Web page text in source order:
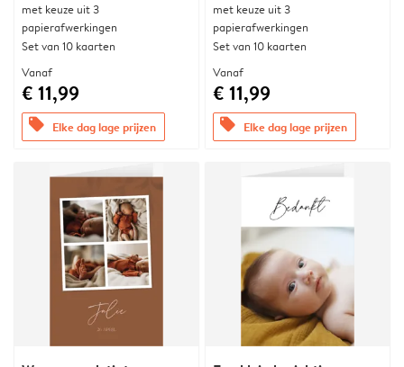
met keuze uit 3
papierafwerkingen
Set van 10 kaarten
Vanaf
€ 11,99
offers Elke dag lage prijzen
met keuze uit 3
papierafwerkingen
Set van 10 kaarten
Vanaf
€ 11,99
offers Elke dag lage prijzen